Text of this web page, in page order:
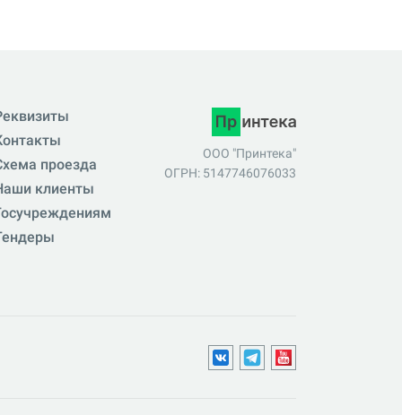
проезда
клиенты
ООО "Принтека"
ОГРН: 5147746076033